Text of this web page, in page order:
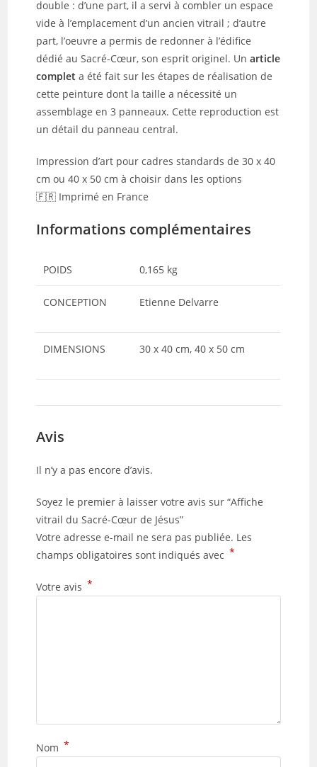
double : d’une part, il a servi à combler un espace
vide à l’emplacement d’un ancien vitrail ; d’autre
part, l’oeuvre a permis de redonner à l’édifice
dédié au Sacré-Cœur, son esprit originel. Unarticle
complet a été fait sur les étapes de réalisation de
cette peinture dont la taille a nécessité un
assemblage en 3 panneaux. Cette reproduction est
un détail du panneau central.
Impression d’art pour cadres standards de 30 x 40
cm ou 40 x 50 cm à choisir dans les options
🇫🇷 Imprimé en France
Informations complémentaires
POIDS 0,165 kg
CONCEPTION Etienne Delvarre
DIMENSIONS 30 x 40 cm, 40 x 50 cm
Avis
Il n’y a pas encore d’avis.
Soyez le premier à laisser votre avis sur “Affiche
vitrail du Sacré-Cœur de Jésus”
Votre adresse e-mail ne sera pas publiée. Les
champs obligatoires sont indiqués avec *
Votre avis *
Nom *